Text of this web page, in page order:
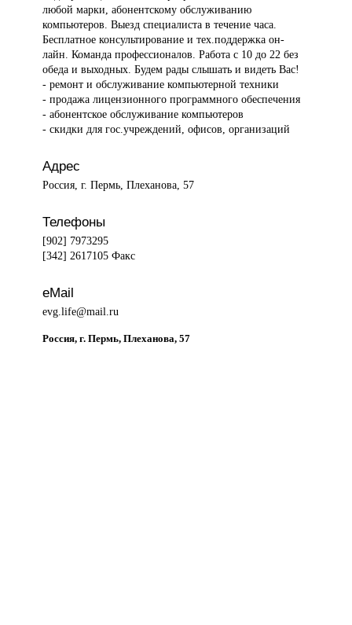
любой марки, абонентскому обслуживанию
компьютеров. Выезд специалиста в течение часа.
Бесплатное консультирование и тех.поддержка он-
лайн. Команда профессионалов. Работа с 10 до 22 без
обеда и выходных. Будем рады слышать и видеть Вас!
- ремонт и обслуживание компьютерной техники
- продажа лицензионного программного обеспечения
- абонентское обслуживание компьютеров
- скидки для гос.учреждений, офисов, организаций
Адрес
Россия, г. Пермь, Плеханова, 57
Телефоны
[902] 7973295
[342] 2617105 Факс
eMail
evg.life@mail.ru
Россия, г. Пермь, Плеханова, 57